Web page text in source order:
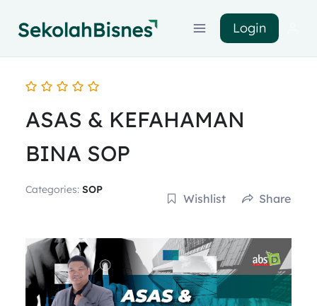
Login
ASAS & KEFAHAMAN
BINA SOP
Categories: SOP
Wishlist Share